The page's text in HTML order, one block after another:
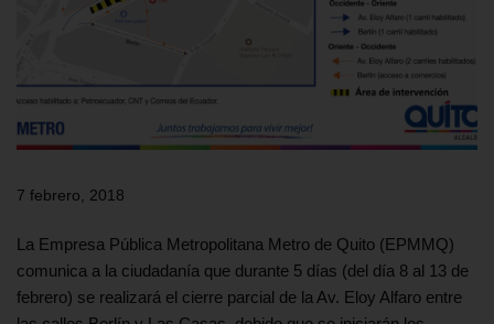
7 febrero, 2018
La Empresa Pública Metropolitana Metro de Quito (EPMMQ)
comunica a la ciudadanía que durante 5 días (del día 8 al 13 de
febrero) se realizará el cierre parcial de la Av. Eloy Alfaro entre